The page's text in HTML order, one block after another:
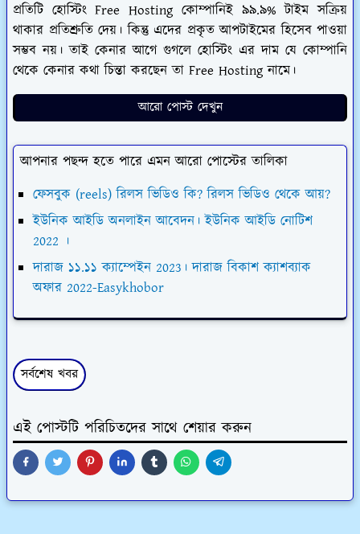
প্রতিটি হোস্টিং Free Hosting কোম্পানিই ৯৯.৯% টাইম সক্রিয়
থাকার প্রতিশ্রুতি দেয়। কিন্তু এদের প্রকৃত আপটাইমের হিসেব পাওয়া
সম্ভব নয়। তাই কেনার আগে গুগলে হোস্টিং এর দাম যে কোম্পানি
থেকে কেনার কথা চিন্তা করছেন তা Free Hosting নামে।
আরো পোস্ট দেখুন
আপনার পছন্দ হতে পারে এমন আরো পোস্টের তালিকা
ফেসবুক (reels) রিলস ভিডিও কি? রিলস ভিডিও থেকে আয়?
ইউনিক আইডি অনলাইন আবেদন। ইউনিক আইডি নোটিশ
2022 ।
দারাজ ১১.১১ ক্যাম্পেইন 2023। দারাজ বিকাশ ক্যাশব্যাক
অফার 2022-Easykhobor
সর্বশেষ খবর
এই পোস্টটি পরিচিতদের সাথে শেয়ার করুন